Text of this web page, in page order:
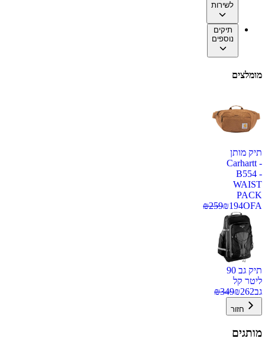
לשירות
תיקים
נוספים
מומלצים
תיק מותן
Carhartt -
B554 -
WAIST
PACK
OFA
₪194
₪259
תיק גב 90
ליטר קל
גב
₪262
₪349
חזור
מותגים